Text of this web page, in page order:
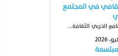
في المجتمع
الحربي الثقافة...